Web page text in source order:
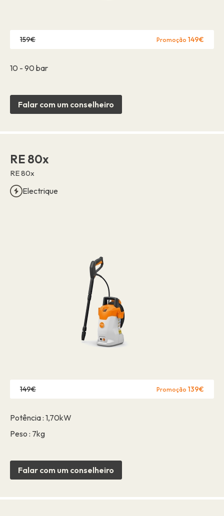
159€ Promoção 149€
10 - 90 bar
Falar com um conselheiro
RE 80x
RE 80x
Electrique
149€ Promoção 139€
Potência : 1,70kW
Peso : 7kg
Falar com um conselheiro